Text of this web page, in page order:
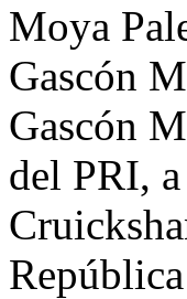
Moya
Gascón
Gascón
del PRI,